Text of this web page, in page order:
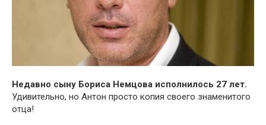
Недавно сыну Бориса Немцова исполнилось 27 лет.
Удивительно, но Антон просто копия своего знаменитого
отца!